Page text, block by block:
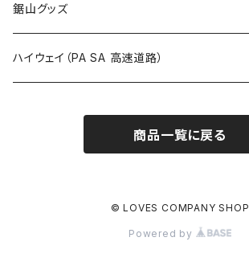
ROUTE 700～799号線
栃木県
群馬県
たばこ・禁煙ステッカー
ステッカー
鋸山グッズ
Tシャツ
ハイウェイ（PA SA 高速道路）
商品一覧に戻る
© LOVES COMPANY SHOP
Powered by